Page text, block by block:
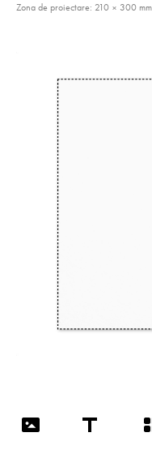
Zona de proiectare: 210 × 300 mm